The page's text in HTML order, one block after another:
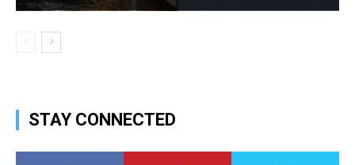
STAY CONNECTED